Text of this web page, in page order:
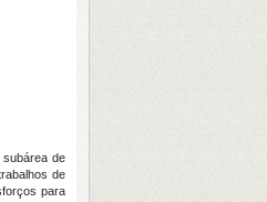
de
de
para